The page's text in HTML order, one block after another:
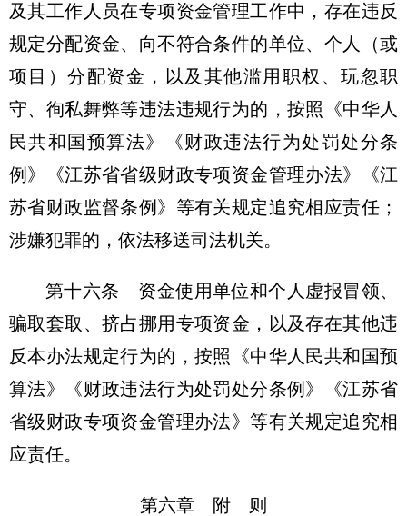
及其工作人员在专项资金管理工作中，存在违反
规定分配资金、向不符合条件的单位、个人（或
项目）分配资金，以及其他滥用职权、玩忽职
守、徇私舞弊等违法违规行为的，按照《中华人
民共和国预算法》《财政违法行为处罚处分条
例》《江苏省省级财政专项资金管理办法》《江
苏省财政监督条例》等有关规定追究相应责任；
涉嫌犯罪的，依法移送司法机关。
第十六条 资金使用单位和个人虚报冒领、
骗取套取、挤占挪用专项资金，以及存在其他违
反本办法规定行为的，按照《中华人民共和国预
算法》《财政违法行为处罚处分条例》《江苏省
省级财政专项资金管理办法》等有关规定追究相
应责任。
第六章 附 则